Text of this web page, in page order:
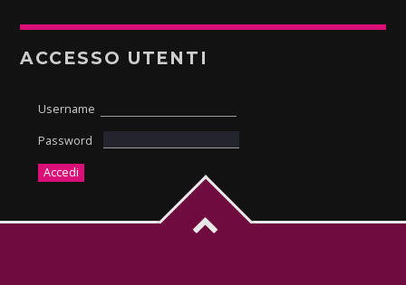
ACCESSO UTENTI
Username
Password